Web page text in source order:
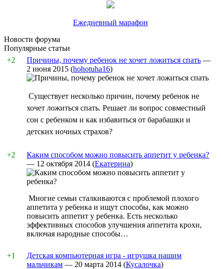
Ежедневный марафон
Новости форума
Популярные статьи
+2
Причины, почему ребенок не хочет ложиться спать —
2 июня 2015 (hohotuha16)
Существует несколько причин, почему ребенок не
хочет ложиться спать. Решает ли вопрос совместный
сон с ребенком и как избавиться от барабашки и
детских ночных страхов?
+2
Каким способом можно повысить аппетит у ребенка?
— 12 октября 2014 (Екатерина)
Многие семьи сталкиваются с проблемой плохого
аппетита у ребенка и ищут способы, как можно
повысить аппетит у ребенка. Есть несколько
эффективных способов улучшения аппетита крохи,
включая народные способы…
+1
Детская компьютерная игра - игрушка нашим
мальчикам — 20 марта 2014 (Кусалочка)